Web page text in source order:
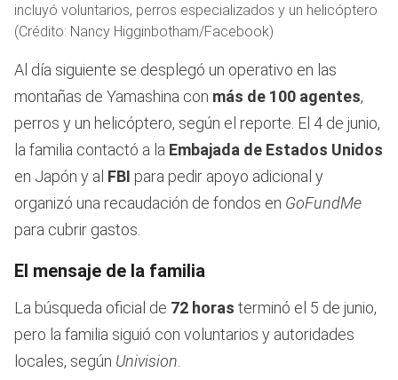
incluyó voluntarios, perros especializados y un helicóptero
(Crédito: Nancy Higginbotham/Facebook)
Al día siguiente se desplegó un operativo en las
montañas de Yamashina con más de 100 agentes,
perros y un helicóptero, según el reporte. El 4 de junio,
la familia contactó a la Embajada de Estados Unidos
en Japón y al FBI para pedir apoyo adicional y
organizó una recaudación de fondos en GoFundMe
para cubrir gastos.
El mensaje de la familia
La búsqueda oficial de 72 horas terminó el 5 de junio,
pero la familia siguió con voluntarios y autoridades
locales, según Univision.